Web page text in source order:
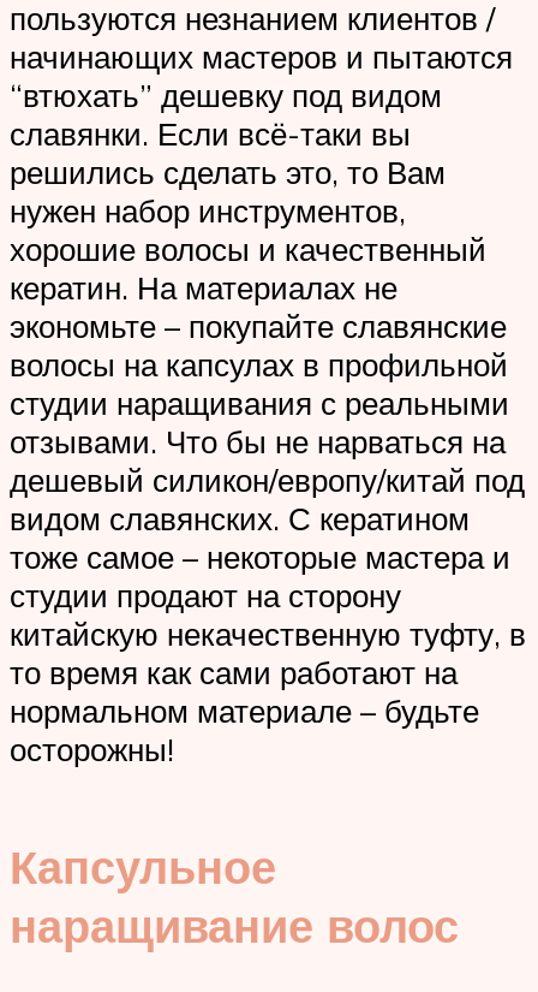
пользуются незнанием клиентов /
начинающих мастеров и пытаются
“втюхать” дешевку под видом
славянки. Если всё-таки вы
решились сделать это, то Вам
нужен набор инструментов,
хорошие волосы и качественный
кератин. На материалах не
экономьте – покупайте славянские
волосы на капсулах в профильной
студии наращивания с реальными
отзывами. Что бы не нарваться на
дешевый силикон/европу/китай под
видом славянских. С кератином
тоже самое – некоторые мастера и
студии продают на сторону
китайскую некачественную туфту, в
то время как сами работают на
нормальном материале – будьте
осторожны!
Капсульное
наращивание волос